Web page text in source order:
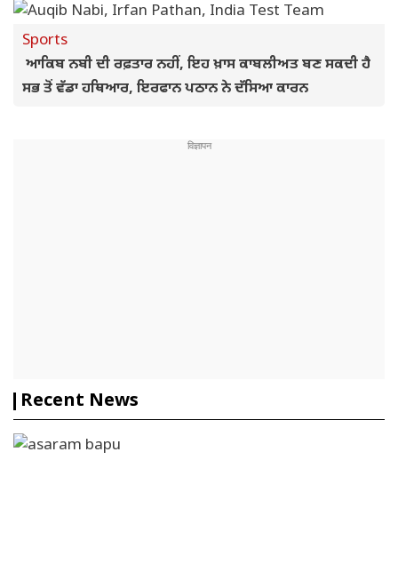
Sports
ਆਕਿਬ ਨਬੀ ਦੀ ਰਫ਼ਤਾਰ ਨਹੀਂ, ਇਹ ਖ਼ਾਸ ਕਾਬਲੀਅਤ ਬਣ ਸਕਦੀ ਹੈ
ਸਭ ਤੋਂ ਵੱਡਾ ਹਥਿਆਰ, ਇਰਫਾਨ ਪਠਾਨ ਨੇ ਦੱਸਿਆ ਕਾਰਨ
Recent News